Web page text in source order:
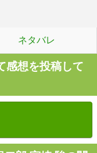
ネタバレ
感想を投稿して